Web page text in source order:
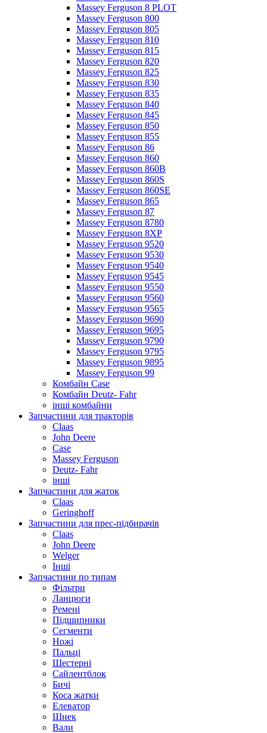
Massey Ferguson 8 PLOT
Massey Ferguson 800
Massey Ferguson 805
Massey Ferguson 810
Massey Ferguson 815
Massey Ferguson 820
Massey Ferguson 825
Massey Ferguson 830
Massey Ferguson 835
Massey Ferguson 840
Massey Ferguson 845
Massey Ferguson 850
Massey Ferguson 855
Massey Ferguson 86
Massey Ferguson 860
Massey Ferguson 860B
Massey Ferguson 860S
Massey Ferguson 860SE
Massey Ferguson 865
Massey Ferguson 87
Massey Ferguson 8780
Massey Ferguson 8XP
Massey Ferguson 9520
Massey Ferguson 9530
Massey Ferguson 9540
Massey Ferguson 9545
Massey Ferguson 9550
Massey Ferguson 9560
Massey Ferguson 9565
Massey Ferguson 9690
Massey Ferguson 9695
Massey Ferguson 9790
Massey Ferguson 9795
Massey Ferguson 9895
Massey Ferguson 99
Комбайн Case
Комбайн Deutz- Fahr
інші комбайни
Запчастини для тракторів
Claas
John Deere
Case
Massey Ferguson
Deutz- Fahr
інші
Запчастини для жаток
Claas
Geringhoff
Запчастини для прес-підбирачів
Claas
John Deere
Welger
Інші
Запчастини по типам
Фільтри
Ланцюги
Ремені
Підшипники
Сегменти
Ножі
Пальці
Шестерні
Сайлентблок
Бичі
Коса жатки
Елеватор
Шнек
Вали